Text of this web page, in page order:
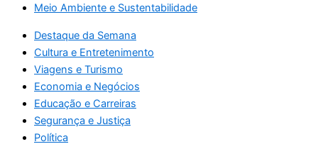
Meio Ambiente e Sustentabilidade
Destaque da Semana
Cultura e Entretenimento
Viagens e Turismo
Economia e Negócios
Educação e Carreiras
Segurança e Justiça
Política